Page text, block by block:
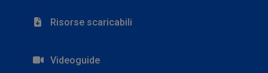
Risorse scaricabili
Videoguide